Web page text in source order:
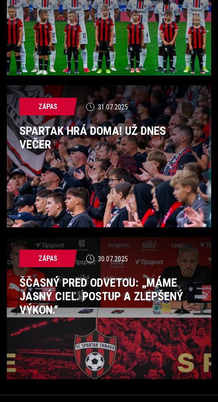
ZÁPAS 31.07.2025
SPARTAK HRÁ DOMA! UŽ DNES
VEČER
ZÁPAS 30.07.2025
ŠČASNÝ PRED ODVETOU: „MÁME
JASNÝ CIEĽ. POSTUP A ZLEPŠENÝ
VÝKON.“